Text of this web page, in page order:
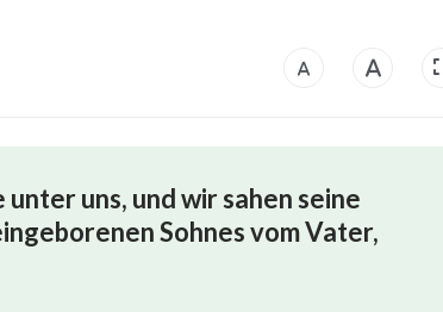
uns, und wir sahen seine
Sohnes vom Vater,